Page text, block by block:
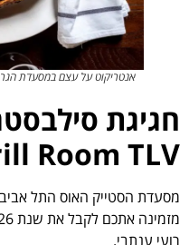
אנטריקוט על עצם במסעדת
Room TLV
מסעדת הסטייק האוס התל
רועי ענתבי.